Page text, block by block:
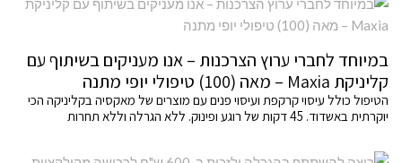
במיוחד לחברי ערוץ הצרכנות – אנו מעניקים בשיתוף עם
קליניקת Maxia – מאה (100) טיפולי יופי מתנה
הטיפול כולל עיסוי קרקפת ועיסוי פנים עם מוצרים של מאקסיה בקליניקה הכי
יוקרתית באשדוד. 45 דקות של רוגע ופינוק. ללא הגרלה וללא תחרות